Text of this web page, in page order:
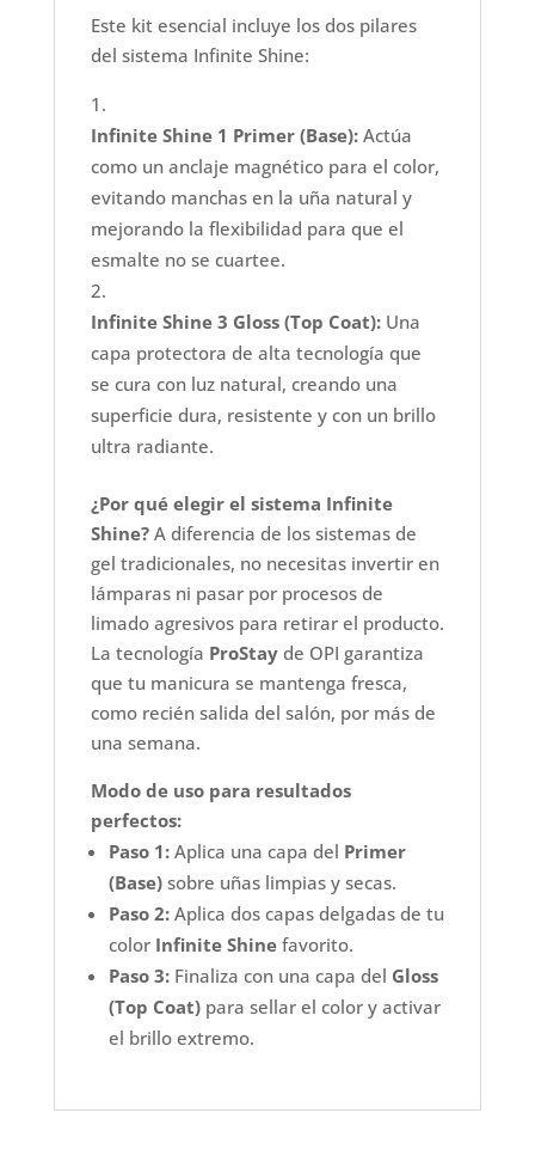
Este kit esencial incluye los dos pilares
del sistema Infinite Shine:
Infinite Shine 1 Primer (Base):Actúa
como un anclaje magnético para el color,
evitando manchas en la uña natural y
mejorando la flexibilidad para que el
esmalte no se cuartee.
Infinite Shine 3 Gloss (Top Coat):Una
capa protectora de alta tecnología que
se cura con luz natural, creando una
superficie dura, resistente y con un brillo
ultra radiante.
¿Por qué elegir el sistema Infinite
Shine?A diferencia de los sistemas de
gel tradicionales, no necesitas invertir en
lámparas ni pasar por procesos de
limado agresivos para retirar el producto.
La tecnología ProStayde OPI garantiza
que tu manicura se mantenga fresca,
como recién salida del salón, por más de
una semana.
Modo de uso para resultados
perfectos:
Paso 1:Aplica una capa del Primer
(Base)sobre uñas limpias y secas.
Paso 2:Aplica dos capas delgadas de tu
color Infinite Shinefavorito.
Paso 3:Finaliza con una capa del Gloss
(Top Coat)para sellar el color y activar
el brillo extremo.